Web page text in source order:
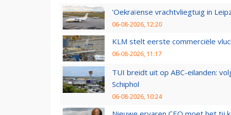
'Oekraïense vrachtvliegtuig in
06-08-2026, 12:20
KLM stelt eerste commerciële
06-08-2026, 11:17
TUI breidt uit op ABC-eilanden:
Schiphol
06-08-2026, 10:24